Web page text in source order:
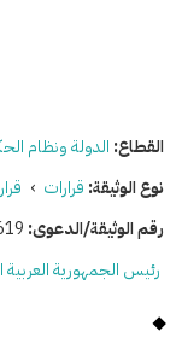
القطاع: الدولة ونظام
نوع الوثيقة: قرارات ›
رقم الوثيقة/الدعوى:
رئيس الجمهورية العربية